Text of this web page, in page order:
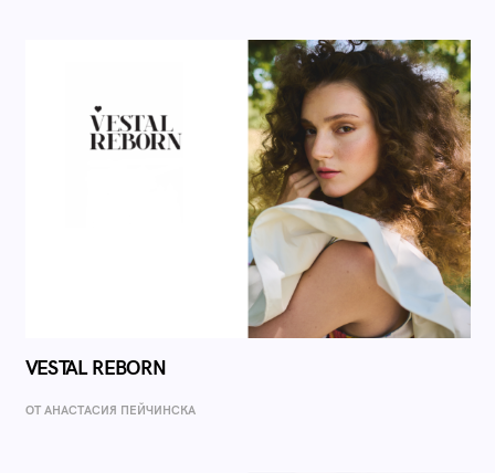
VESTAL REBORN
ОТ AНАСТАСИЯ ПЕЙЧИНСКА